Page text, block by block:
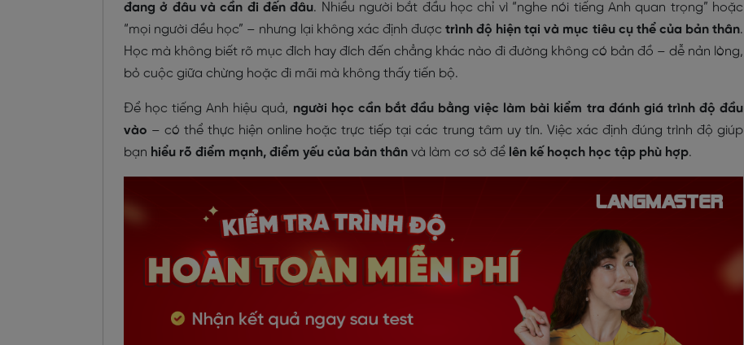
đang ở đâu và cần đi đến đâu. Nhiều người bắt đầu học chỉ vì “nghe nói tiếng Anh quan trọng” hoặc
“mọi người đều học” – nhưng lại không xác định được trình độ hiện tại và mục tiêu cụ thể của bản thân.
Học mà không biết rõ mục đích hay đích đến chẳng khác nào đi đường không có bản đồ – dễ nản lòng,
bỏ cuộc giữa chừng hoặc đi mãi mà không thấy tiến bộ.
Để học tiếng Anh hiệu quả, người học cần bắt đầu bằng việc làm bài kiểm tra đánh giá trình độ đầu
vào – có thể thực hiện online hoặc trực tiếp tại các trung tâm uy tín. Việc xác định đúng trình độ giúp
bạn hiểu rõ điểm mạnh, điểm yếu của bản thân và làm cơ sở để lên kế hoạch học tập phù hợp.